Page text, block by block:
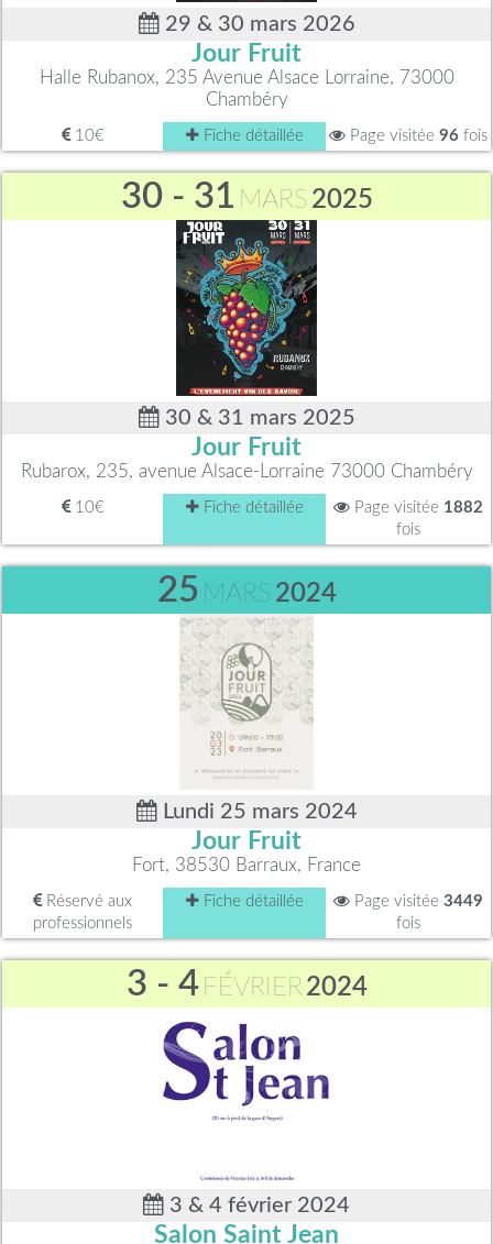
29 & 30 mars 2026
Jour Fruit
Halle Rubanox, 235 Avenue Alsace Lorraine, 73000
Chambéry
10€ Fiche détaillée Page visitée 96 fois
30 - 31 MARS 2025
30 & 31 mars 2025
Jour Fruit
Rubarox, 235, avenue Alsace-Lorraine 73000 Chambéry
10€ Fiche détaillée Page visitée 1882
fois
25 MARS 2024
Lundi 25 mars 2024
Jour Fruit
Fort, 38530 Barraux, France
Réservé aux
professionnels
Fiche détaillée Page visitée 3449
fois
3 - 4 FÉVRIER2024
3 & 4 février 2024
Salon Saint Jean